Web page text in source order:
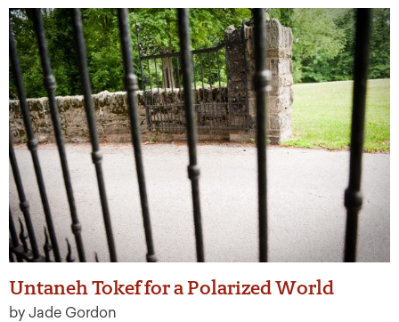
Untaneh Tokef for a Polarized World
by Jade Gordon